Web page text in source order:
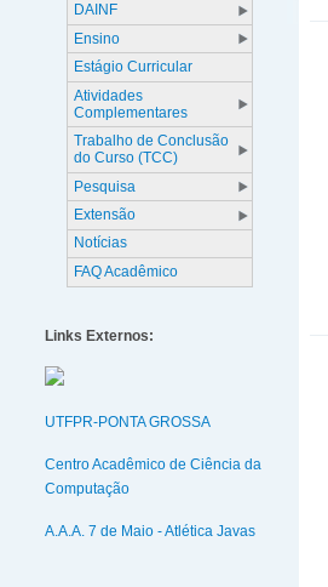
DAINF
Ensino
Estágio Curricular
Atividades
Complementares
Trabalho de Conclusão
do Curso (TCC)
Pesquisa
Extensão
Notícias
FAQ Acadêmico
Links Externos:
UTFPR-PONTA GROSSA
Centro Acadêmico de Ciência da
Computação
A.A.A. 7 de Maio - Atlética Javas